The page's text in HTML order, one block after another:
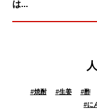
は...
#焼酎 #生姜 #酢
#に